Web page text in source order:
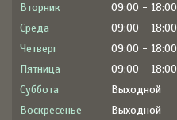
Вторник
09:00
18:00
Среда
09:00
18:00
Четверг
09:00
18:00
Пятница
09:00
18:00
Суббота
Выходной
Воскресенье
Выходной